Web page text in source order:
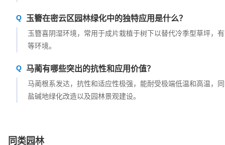
玉簪在密云区园林绿化中的独特应用是什么？
玉簪喜阴湿环境，常用于成片栽植于树下以替代冷季型草坪，
等环境。
马蔺有哪些突出的抗性和应用价值？
马蔺根系发达，抗性和适应性极强，能耐受极端低温和高温，
盐碱地绿化改造以及园林景观建设。
同类园林